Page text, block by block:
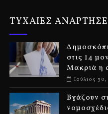
ΤΥΧΑΙΕΣ
στις 14
Μακριά η
Ιούλιος 30,
Βγάζουν